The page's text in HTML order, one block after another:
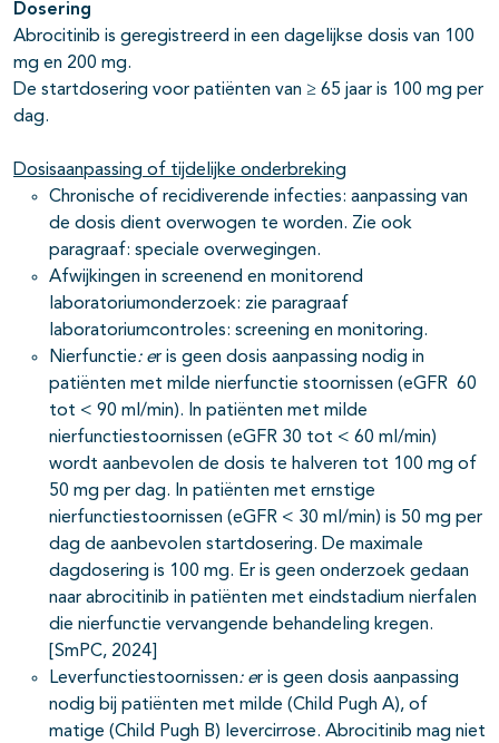
Dosering
Abrocitinib is geregistreerd in een dagelijkse dosis van 100
mg en 200 mg.
De startdosering voor patiënten van ≥ 65 jaar is 100 mg per
dag.
Dosisaanpassing of tijdelijke onderbreking
Chronische of recidiverende infecties: aanpassing van
de dosis dient overwogen te worden. Zie ook
paragraaf: speciale overwegingen.
Afwijkingen in screenend en monitorend
laboratoriumonderzoek: zie paragraaf
laboratoriumcontroles: screening en monitoring.
Nierfunctie: er is geen dosis aanpassing nodig in
patiënten met milde nierfunctie stoornissen (eGFR 60
tot < 90 ml/min). In patiënten met milde
nierfunctiestoornissen (eGFR 30 tot < 60 ml/min)
wordt aanbevolen de dosis te halveren tot 100 mg of
50 mg per dag. In patiënten met ernstige
nierfunctiestoornissen (eGFR < 30 ml/min) is 50 mg per
dag de aanbevolen startdosering. De maximale
dagdosering is 100 mg. Er is geen onderzoek gedaan
naar abrocitinib in patiënten met eindstadium nierfalen
die nierfunctie vervangende behandeling kregen.
[SmPC, 2024]
Leverfunctiestoornissen: er is geen dosis aanpassing
nodig bij patiënten met milde (Child Pugh A), of
matige (Child Pugh B) levercirrose. Abrocitinib mag niet